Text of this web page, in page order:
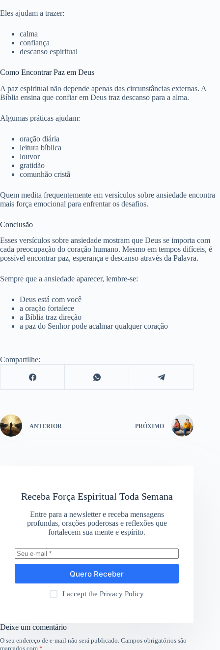
Eles ajudam a trazer:
calma
confiança
descanso espiritual
Como Encontrar Paz em Deus
A paz espiritual não depende apenas das circunstâncias externas. A
Bíblia ensina que confiar em Deus traz descanso para a alma.
Algumas práticas ajudam:
oração diária
leitura bíblica
louvor
gratidão
comunhão cristã
Quem medita frequentemente em versículos sobre ansiedade encontra
mais força emocional para enfrentar os desafios.
Conclusão
Esses versículos sobre ansiedade mostram que Deus se importa com
cada preocupação do coração humano. Mesmo em tempos difíceis, é
possível encontrar paz, esperança e descanso através da Palavra.
Sempre que a ansiedade aparecer, lembre-se:
Deus está com você
a oração fortalece
a Bíblia traz direção
a paz do Senhor pode acalmar qualquer coração
Compartilhe:
ANTERIOR PRÓXIMO
Receba Força Espiritual Toda Semana
Entre para a newsletter e receba mensagens
profundas, orações poderosas e reflexões que
fortalecem sua mente e espírito.
Quero Receber
I accept the Privacy Policy
Deixe um comentário
O seu endereço de e-mail não será publicado. Campos obrigatórios são
marcados com *